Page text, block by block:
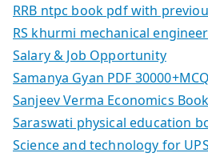
RRB ntpc book pdf with
RS khurmi mechanical
Salary & Job Opportunity
Samanya Gyan PDF
Sanjeev Verma Economics
Saraswati physical education
Science and technology for